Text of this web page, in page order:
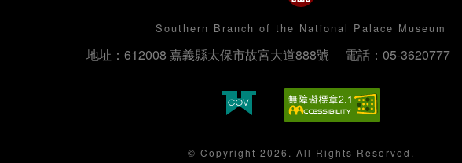
Southern Branch of the National Palace Museum
地址：612008 嘉義縣太保市故宮大道888號 電話：05-3620777
© Copyright 2026. All Rights Reserved.